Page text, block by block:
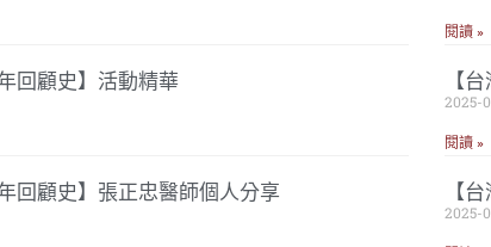
閱讀 »
回顧史】活動精華 【
2025-
閱讀 »
回顧史】張正忠醫師個人分享 【
2025-